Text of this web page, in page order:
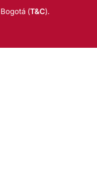
Bogotá (T&C).